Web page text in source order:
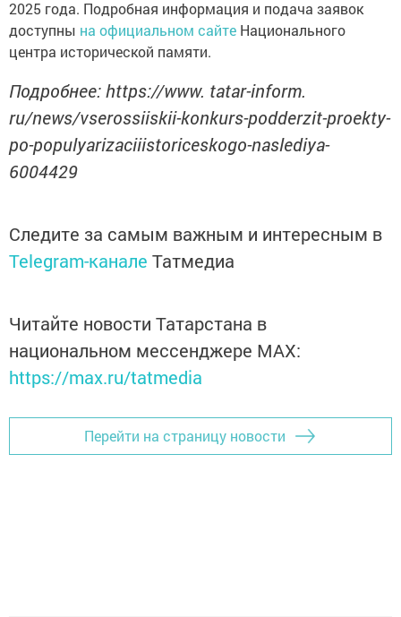
2025 года. Подробная информация и подача заявок
доступны на официальном сайте Национального
центра исторической памяти.
Подробнее: https://www. tatar-inform.
ru/news/vserossiiskii-konkurs-podderzit-proekty-
po-populyarizaciiistoriceskogo-naslediya-
6004429
Следите за самым важным и интересным в
Telegram-канале Татмедиа
Читайте новости Татарстана в
национальном мессенджере MАХ:
https://max.ru/tatmedia
Перейти на страницу новости